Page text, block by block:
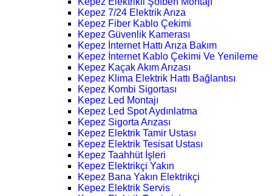
Kepez 7/24 Elektrik Arıza
Kepez Fiber Kablo Çekimi
Kepez Güvenlik Kamerası
Kepez İnternet Hattı Arıza Bakım
Kepez İnternet Kablo Çekimi Ve Yenileme
Kepez Kaçak Akım Arızası
Kepez Klima Elektrik Hattı Bağlantısı
Kepez Kombi Sigortası
Kepez Led Montajı
Kepez Led Spot Aydınlatma
Kepez Sigorta Arızası
Kepez Elektrik Tamir Ustası
Kepez Elektrik Tesisat Ustası
Kepez Taahhüt İşleri
Kepez Elektrikçi Yakın
Kepez Bana Yakın Elektrikçi
Kepez Elektrik Servis